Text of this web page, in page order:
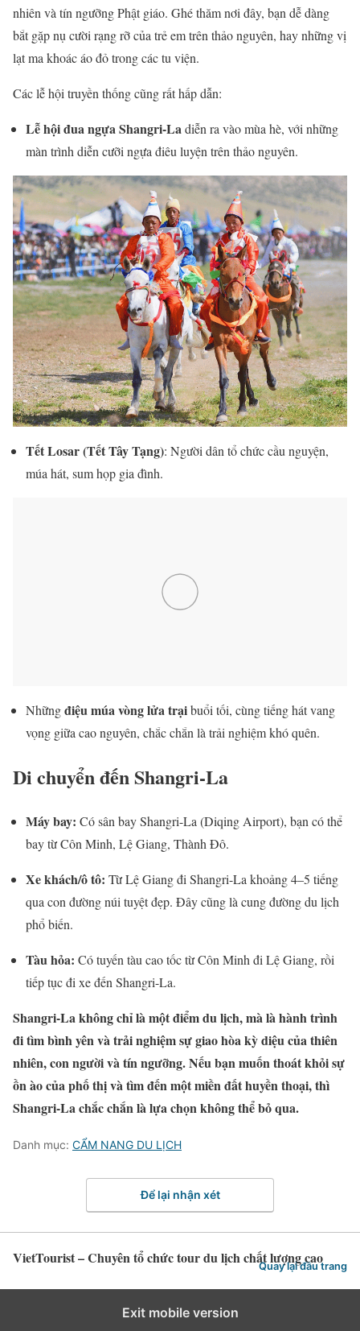
nhiên và tín ngưỡng Phật giáo. Ghé thăm nơi đây, bạn dễ dàng
bắt gặp nụ cười rạng rỡ của trẻ em trên thảo nguyên, hay những vị
lạt ma khoác áo đỏ trong các tu viện.
Các lễ hội truyền thống cũng rất hấp dẫn:
Lễ hội đua ngựa Shangri-Ladiễn ra vào mùa hè, với những
màn trình diễn cưỡi ngựa điêu luyện trên thảo nguyên.
Tết Losar (Tết Tây Tạng): Người dân tổ chức cầu nguyện,
múa hát, sum họp gia đình.
Nhữngđiệu múa vòng lửa trạibuổi tối, cùng tiếng hát vang
vọng giữa cao nguyên, chắc chắn là trải nghiệm khó quên.
Di chuyển đến Shangri-La
Máy bay: Có sân bay Shangri-La (Diqing Airport), bạn có thể
bay từ Côn Minh, Lệ Giang, Thành Đô.
Xe khách/ô tô: Từ Lệ Giang đi Shangri-La khoảng 4–5 tiếng
qua con đường núi tuyệt đẹp. Đây cũng là cung đường du lịch
phổ biến.
Tàu hỏa: Có tuyến tàu cao tốc từ Côn Minh đi Lệ Giang, rồi
tiếp tục đi xe đến Shangri-La.
Shangri-La không chỉ là một điểm du lịch, mà là hành trình
đi tìm bình yên và trải nghiệm sự giao hòa kỳ diệu của thiên
nhiên, con người và tín ngưỡng. Nếu bạn muốn thoát khỏi sự
ồn ào của phố thị và tìm đến một miền đất huyền thoại, thì
Shangri-La chắc chắn là lựa chọn không thể bỏ qua.
Danh mục: CẨM NANG DU LỊCH
Để lại nhận xét
VietTourist – Chuyên tổ chức tour du lịch chất lượng cao
Quay lại đầu trang
Exit mobile version